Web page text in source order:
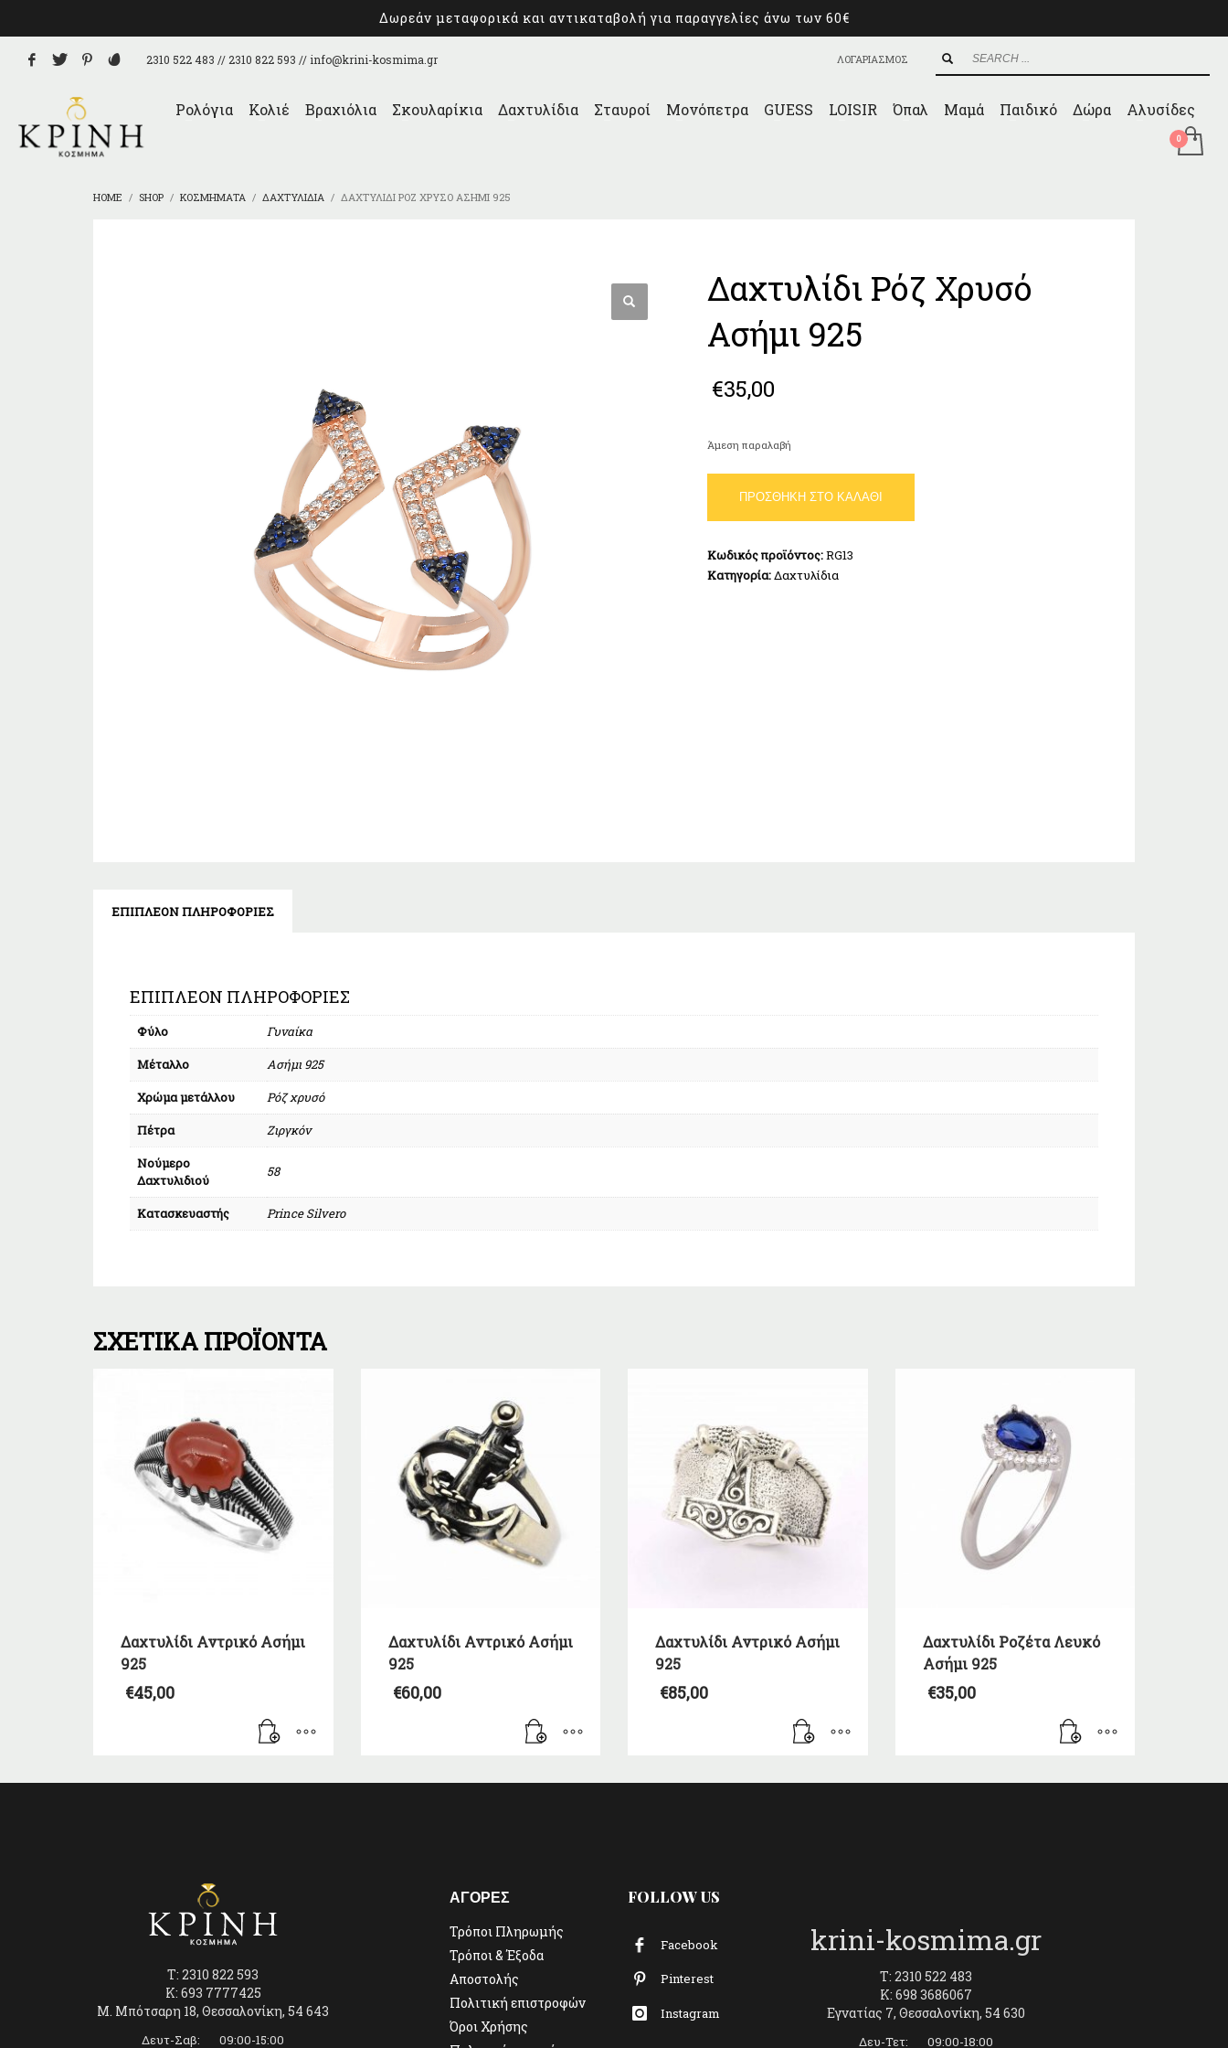
Δωρεάν μεταφορικά και αντικαταβολή για παραγγελίες άνω των 60€
2310 522 483 // 2310 822 593 // info@krini-kosmima.gr ΛΟΓΑΡΙΑΣΜΟΣ
Ρολόγια Κολιέ Βραχιόλια Σκουλαρίκια Δαχτυλίδια Σταυροί Μονόπετρα GUESS LOISIR Όπαλ Μαμά Παιδικό Δώρα Αλυσίδες
HOME SHOP ΚΟΣΜΉΜΑΤΑ ΔΑΧΤΥΛΊΔΙΑ ΔΑΧΤΥΛΊΔΙ ΡΌΖ ΧΡΥΣΌ ΑΣΉΜΙ 925
Δαχτυλίδι Ρόζ Χρυσό
Ασήμι 925
€35,00
Άμεση παραλαβή
Χρυσό
925
ποσότητα
ΠΡΟΣΘΉΚΗ ΣΤΟ ΚΑΛΆΘΙ
Κωδικός προϊόντος:RG13
Κατηγορία:Δαχτυλίδια
ΕΠΙΠΛΈΟΝ ΠΛΗΡΟΦΟΡΊΕΣ
ΕΠΙΠΛΈΟΝ ΠΛΗΡΟΦΟΡΊΕΣ
Φύλο
Γυναίκα
Μέταλλο
Ασήμι 925
Χρώμα μετάλλου
Ρόζ χρυσό
Πέτρα
Ζιργκόν
Νούμερο
Δαχτυλιδιού
58
Κατασκευαστής Prince Silvero
ΣΧΕΤΙΚΆ ΠΡΟΪΌΝΤΑ
Δαχτυλίδι Αντρικό Ασήμι
925
€45,00
Δαχτυλίδι Αντρικό Ασήμι
925
€60,00
Δαχτυλίδι Αντρικό Ασήμι
925
€85,00
Δαχτυλίδι Ροζέτα Λευκό
Ασήμι 925
€35,00
T: 2310 822 593
K: 693 7777425
Μ. Μπότσαρη 18, Θεσσαλονίκη, 54 643
Δευτ-Σαβ: 09:00-15:00
ΑΓΟΡΕΣ
Τρόποι Πληρωμής
Τρόποι & Έξοδα
Αποστολής
Πολιτική επιστροφών
Όροι Χρήσης
FOLLOW US
Facebook
Pinterest
Instagram
krini-kosmima.gr
T: 2310 522 483
K: 698 3686067
Εγνατίας 7, Θεσσαλονίκη, 54 630
Δευ-Τετ: 09:00-18:00